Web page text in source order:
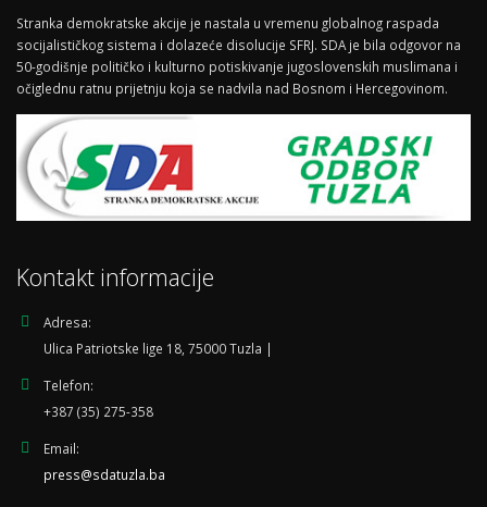
Stranka demokratske akcije je nastala u vremenu globalnog raspada
socijalističkog sistema i dolazeće disolucije SFRJ. SDA je bila odgovor na
50-godišnje političko i kulturno potiskivanje jugoslovenskih muslimana i
očiglednu ratnu prijetnju koja se nadvila nad Bosnom i Hercegovinom.
Kontakt informacije
Adresa:
Ulica Patriotske lige 18, 75000 Tuzla |
Telefon:
+387 (35) 275-358
Email:
press@sdatuzla.ba